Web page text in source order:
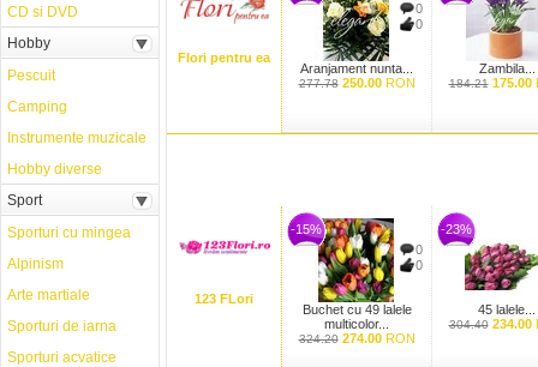
Flori pentru ea
0
0
Aranjament nunta...
277.78 250.00 RON
Zambila...
184.21 175.00
123 FLori
-15%
0
0
Buchet cu 49 lalele
multicolor...
324.20 274.00 RON
-23%
45 lalele...
304.40 234.00
CD si DVD
Hobby
Pescuit
Camping
Instrumente muzicale
Hobby diverse
Sport
Sporturi cu mingea
Alpinism
Arte martiale
Sporturi de iarna
Sporturi acvatice